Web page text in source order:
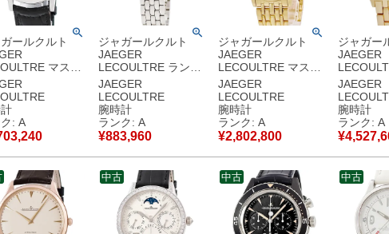
ールクルト
マスタ
ントロール
Pt950無垢
ナ デイト シル
定 メンズ 腕
動巻き シルバ
中古】中古美品
: A
ジャガールクルト
JAEGER
LECOULTRE ランデ
ヴー ナイト&デイ
Q3468121
346.8.56.S 純正ダイ
ヤ ギョーシェ 青針
レディース 腕時計自
動巻き シルバー 【中
古】中古美品
JAEGER
LECOULTRE
腕時計
ランク: A
¥883,960
ジャガールクルト
JAEGER
LECOULTRE マスタ
ー ウルトラスリム
145.1.79
145.110.792 K18YG
無垢 イエローゴール
ド メンズ 腕時計手巻
き シルバー 【中古】
中古美品
JAEGER
LECOULTRE
腕時計
ランク: A
¥2,802,800
ジャガー
JAEGER
ソ グラン
290.1.60
シルバー
メンズ 腕
き シルバ
中古美品
JAEGER
腕時計
ランク: A
¥
中古 中古 中古